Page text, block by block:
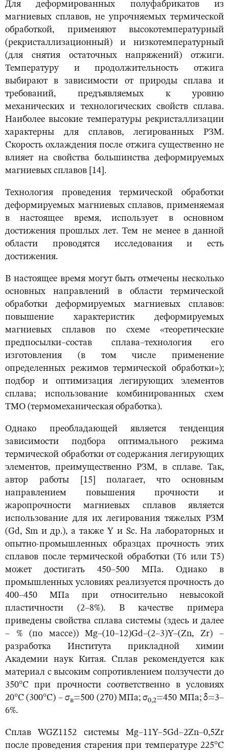
Для деформированных полуфабрикатов из
магниевых сплавов, не упрочняемых термической
обработкой, применяют высокотемпературный
(рекристаллизационный) и низкотемпературный
(для снятия остаточных напряжений) отжиги.
Температуру и продолжительность отжига
выбирают в зависимости от природы сплава и
требований, предъявляемых к уровню
механических и технологических свойств сплава.
Наиболее высокие температуры рекристаллизации
характерны для сплавов, легированных РЗМ.
Скорость охлаждения после отжига существенно не
влияет на свойства большинства деформируемых
магниевых сплавов [14].
Технология проведения термической обработки
деформируемых магниевых сплавов, применяемая
в настоящее время, использует в основном
достижения прошлых лет. Тем не менее в данной
области проводятся исследования и есть
достижения.
В настоящее время могут быть отмечены несколько
основных направлений в области термической
обработки деформируемых магниевых сплавов:
повышение характеристик деформируемых
магниевых сплавов по схеме «теоретические
предпосылки–состав сплава–технология его
изготовления (в том числе применение
определенных режимов термической обработки»);
подбор и оптимизация легирующих элементов
сплава; использование комбинированных схем
ТМО (термомеханическая обработка).
Однако преобладающей является тенденция
зависимости подбора оптимального режима
термической обработки от содержания легирующих
элементов, преимущественно РЗМ, в сплаве. Так,
автор работы [15] полагает, что основным
направлением повышения прочности и
жаропрочности магниевых сплавов является
использование для их легирования тяжелых РЗМ
(Gd, Sm и др.), а также Y и Sc. На лабораторных и
опытно-промышленных образцах прочность этих
сплавов после термической обработки (Т6 или Т5)
может достигать 450–500 МПа. Однако в
промышленных условиях реализуется прочность до
400–450 МПа при относительно невысокой
пластичности (2–8%). В качестве примера
приведены свойства сплава системы (здесь и далее
– % (по массе)) Mg–(10–12)Gd–(2–3)Y–(Zn, Zr) –
разработка Института прикладной химии
Академии наук Китая. Сплав рекомендуется как
материал с высоким сопротивлением ползучести до
350°С при прочности соответственно в условиях
20°С (300°С) – σв=500 (270) МПа; σ0,2=450 МПа; δ=3–
6%.
Сплав WGZ1152 системы Mg–11Y–5Gd–2Zn–0,5Zr
после проведения старения при температуре 225°С